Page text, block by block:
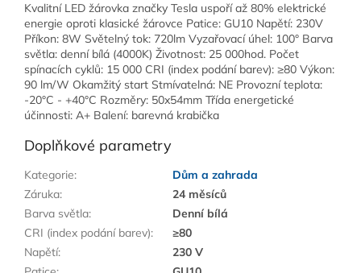
Kvalitní LED žárovka značky Tesla uspoří až 80% elektrické
energie oproti klasické žárovce Patice: GU10 Napětí: 230V
Příkon: 8W Světelný tok: 720lm Vyzařovací úhel: 100° Barva
světla: denní bílá (4000K) Životnost: 25 000hod. Počet
spínacích cyklů: 15 000 CRI (index podání barev): ≥80 Výkon:
90 lm/W Okamžitý start Stmívatelná: NE Provozní teplota:
-20°C - +40°C Rozměry: 50x54mm Třída energetické
účinnosti: A+ Balení: barevná krabička
Doplňkové parametry
Kategorie:
Dům a zahrada
Záruka:
24 měsíců
Barva světla:
Denní bílá
CRI (index podání barev):
≥80
Napětí:
230 V